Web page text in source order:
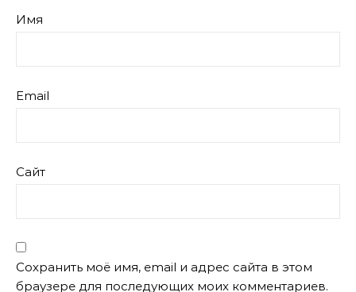
Имя
Email
Сайт
Сохранить моё имя, email и адрес сайта в этом
браузере для последующих моих комментариев.